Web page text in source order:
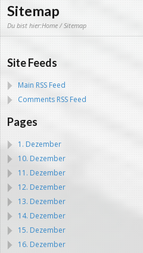
Sitemap
Du bist hier:Home/ Sitemap
Site Feeds
Main RSS Feed
Comments RSS Feed
Pages
1. Dezember
10. Dezember
11. Dezember
12. Dezember
13. Dezember
14. Dezember
15. Dezember
16. Dezember